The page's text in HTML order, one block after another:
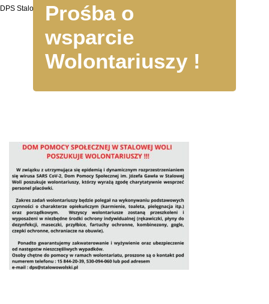
DPS Stalowa WolaProśba o
wsparcie
Wolontariuszy !